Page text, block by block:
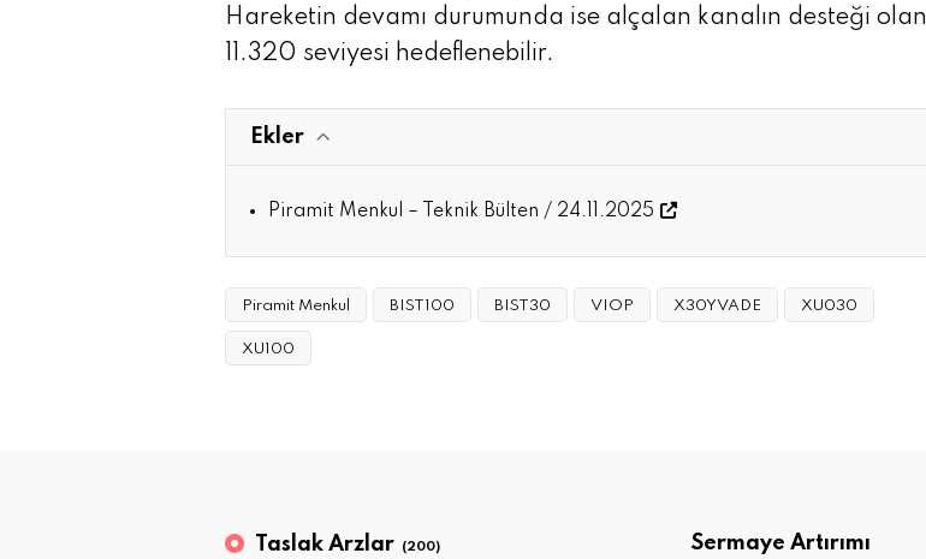
Hareketin devamı durumunda ise alçalan kanalın desteği olan
11.320 seviyesi hedeflenebilir.
Ekler
Piramit Menkul – Teknik Bülten / 24.11.2025
Piramit Menkul BIST100 BIST30 VIOP X30YVADE XU030
XU100
Taslak Arzlar (200)
Sermaye Artırımı